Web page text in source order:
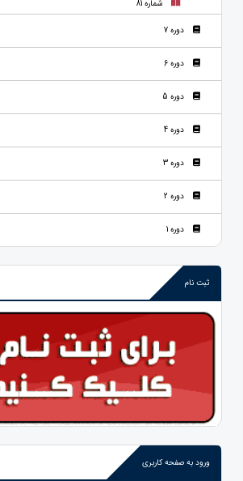
شماره 81
دوره 7
دوره 6
دوره 5
دوره 4
دوره 3
دوره 2
دوره 1
ثبت نام
ورود به صفحه کاربری